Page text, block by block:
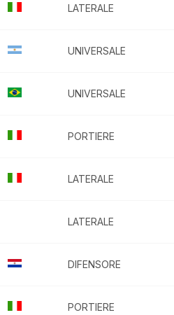
LATERALE
UNIVERSALE
UNIVERSALE
PORTIERE
LATERALE
LATERALE
DIFENSORE
PORTIERE